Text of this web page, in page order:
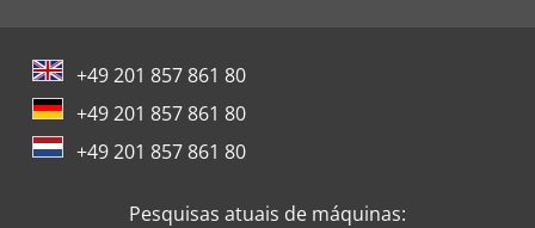
+49 201 857 861 80
+49 201 857 861 80
+49 201 857 861 80
Pesquisas atuais de máquinas: